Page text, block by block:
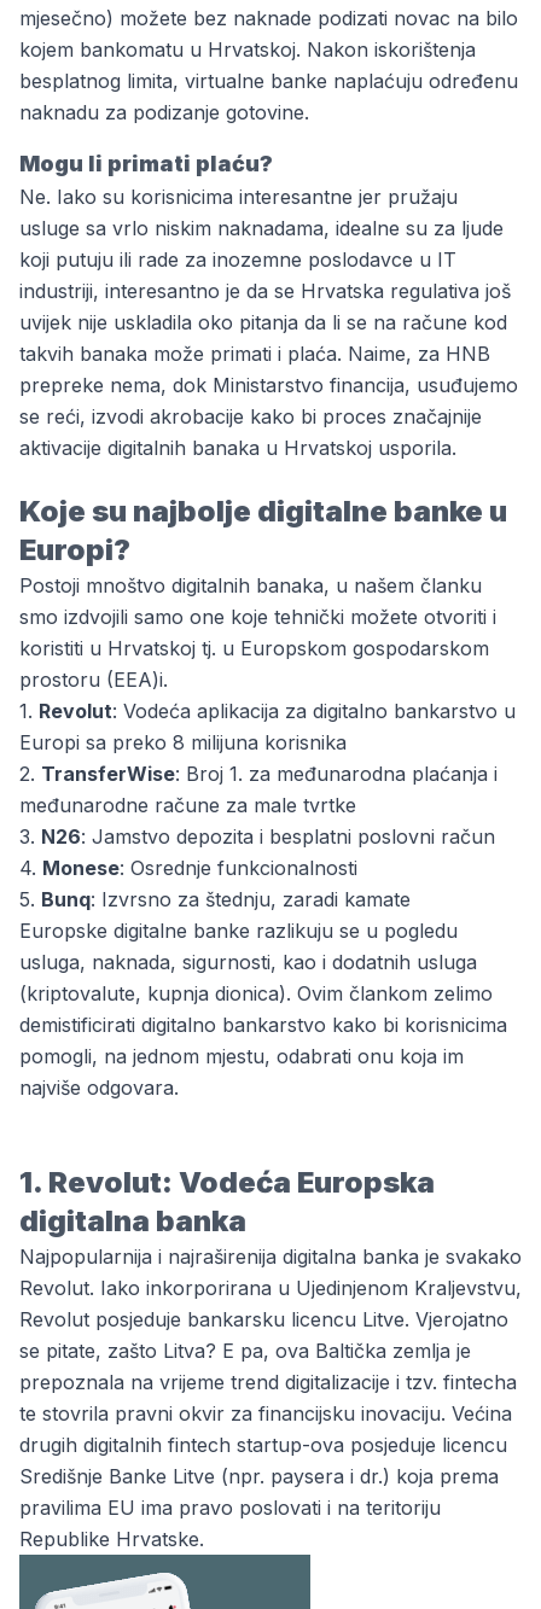
mjesečno) možete bez naknade podizati novac na bilo
kojem bankomatu u Hrvatskoj. Nakon iskorištenja
besplatnog limita, virtualne banke naplaćuju određenu
naknadu za podizanje gotovine.
Mogu li primati plaću?
Ne. Iako su korisnicima interesantne jer pružaju
usluge sa vrlo niskim naknadama, idealne su za ljude
koji putuju ili rade za inozemne poslodavce u IT
industriji, interesantno je da se Hrvatska regulativa još
uvijek nije uskladila oko pitanja da li se na račune kod
takvih banaka može primati i plaća. Naime, za HNB
prepreke nema, dok Ministarstvo financija, usuđujemo
se reći, izvodi akrobacije kako bi proces značajnije
aktivacije digitalnih banaka u Hrvatskoj usporila.
Koje su najbolje digitalne banke u
Europi?
Postoji mnoštvo digitalnih banaka, u našem članku
smo izdvojili samo one koje tehnički možete otvoriti i
koristiti u Hrvatskoj tj. u Europskom gospodarskom
prostoru (EEA)i.
1. Revolut: Vodeća aplikacija za digitalno bankarstvo u
Europi sa preko 8 milijuna korisnika
2. TransferWise: Broj 1. za međunarodna plaćanja i
međunarodne račune za male tvrtke
3. N26: Jamstvo depozita i besplatni poslovni račun
4. Monese: Osrednje funkcionalnosti
5. Bunq: Izvrsno za štednju, zaradi kamate
Europske digitalne banke razlikuju se u pogledu
usluga, naknada, sigurnosti, kao i dodatnih usluga
(kriptovalute, kupnja dionica). Ovim člankom zelimo
demistificirati digitalno bankarstvo kako bi korisnicima
pomogli, na jednom mjestu, odabrati onu koja im
najviše odgovara.
1. Revolut: Vodeća Europska
digitalna banka
Najpopularnija i najraširenija digitalna banka je svakako
Revolut. Iako inkorporirana u Ujedinjenom Kraljevstvu,
Revolut posjeduje bankarsku licencu Litve. Vjerojatno
se pitate, zašto Litva? E pa, ova Baltička zemlja je
prepoznala na vrijeme trend digitalizacije i tzv. fintecha
te stovrila pravni okvir za financijsku inovaciju. Većina
drugih digitalnih fintech startup-ova posjeduje licencu
Središnje Banke Litve (npr. paysera i dr.) koja prema
pravilima EU ima pravo poslovati i na teritoriju
Republike Hrvatske.